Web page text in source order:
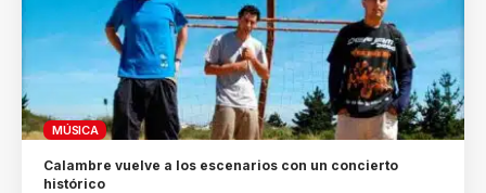
MÚSICA
Calambre vuelve a los escenarios con un concierto
histórico